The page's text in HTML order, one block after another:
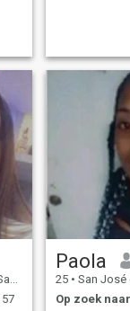
Paola
25 • San José de Ocoa, San
Op zoek